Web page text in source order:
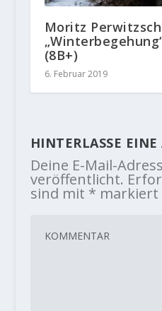
Moritz
(8B+)
6. Februar 2019
HINTERLASSE
Deine E-Mail-
veröffentlicht.
sind mit * markiert